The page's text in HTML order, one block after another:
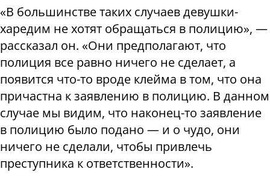
«В большинстве таких случаев девушки-
харедим не хотят обращаться в полицию», —
рассказал он. «Они предполагают, что
полиция все равно ничего не сделает, а
появится что-то вроде клейма в том, что она
причастна к заявлению в полицию. В данном
случае мы видим, что наконец-то заявление
в полицию было подано — и о чудо, они
ничего не сделали, чтобы привлечь
преступника к ответственности».